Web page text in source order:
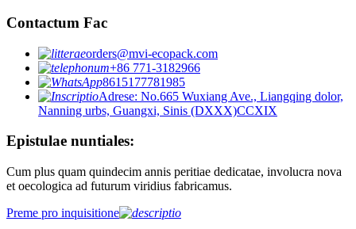
Contactum Fac
orders@mvi-ecopack.com
+86 771-3182966
8615177781985
Adrese: No.665 Wuxiang Ave., Liangqing dolor,
Nanning urbs, Guangxi, Sinis (DXXX)CCXIX
Epistulae nuntiales:
Cum plus quam quindecim annis peritiae dedicatae, involucra nova
et oecologica ad futurum viridius fabricamus.
Preme pro inquisitione